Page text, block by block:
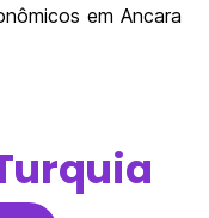
em Ancara